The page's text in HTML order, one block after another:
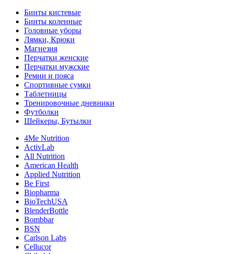
Бинты кистевые
Бинты коленные
Головные уборы
Лямки, Крюки
Магнезия
Перчатки женские
Перчатки мужские
Ремни и пояса
Спортивные сумки
Таблетницы
Тренировочные дневники
Футболки
Шейкеры, Бутылки
4Me Nutrition
ActivLab
All Nutrition
American Health
Applied Nutrition
Be First
Biopharma
BioTechUSA
BlenderBottle
Bombbar
BSN
Carlson Labs
Cellucor